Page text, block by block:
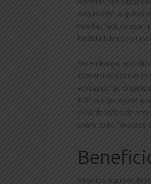
adquisición. Algunas
interfaz fácil de usar,
facilidad de uso y
Sin embargo,
comerciales actuales
embargo, las
P2P que les ayude a
a los desafíos de
sobre todo, favorece
Veamos algunos de